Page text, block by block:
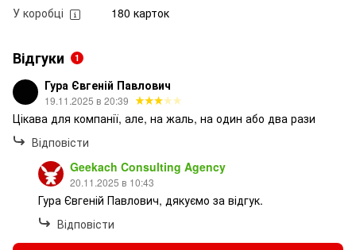
У коробці
180 карток
Відгуки 1
Гура Євгеній Павлович
19.11.2025 в 20:39
Цікава для компанії, але, на жаль, на один або два рази
Відповісти
Geekach Consulting Agency
20.11.2025 в 10:43
Гура Євгеній Павлович, дякуємо за відгук.
Відповісти